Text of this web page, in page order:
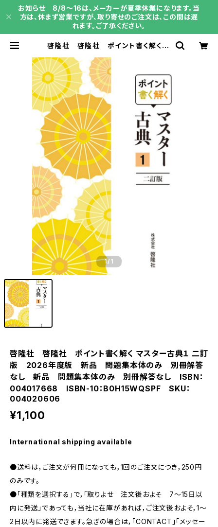
お知らせ 8/8～16は、メーカーが夏季休業になります。当
方は、休まず営業ですが、取り寄せのご注文は、この間は遅
れます。ご了承ください。
啓隆社 啓隆社 ポイント書く解く マ
版 新品 問題集本体のみ 別冊解
答なし 新品 問題集本体のみ 別
冊解答なし ISBN：004017668
ISBN-10：B0H15WQSPF SKU：
004020606 | 育之書店（いくのし
ょてん）
1/1
啓隆社 啓隆社 ポイント書く解く マスター古典１ 二訂
版 2026年度版 新品 問題集本体のみ 別冊解答
なし 新品 問題集本体のみ 別冊解答なし ISBN：
004017668 ISBN-10：B0H15WQSPF SKU：
004020606
¥1,100
International shipping available
●送料は，ご注文が何冊になっても，1回のご注文につき，250円
のみです。
●「種類を選択する」で，「取りよせ 注文後およそ 7〜15日以
内に発送」であっても，当社に在庫があれば，ご注文後およそ，1〜
2日以内に発送できます。急ぎの場合は，「CONTACT」「メッセー